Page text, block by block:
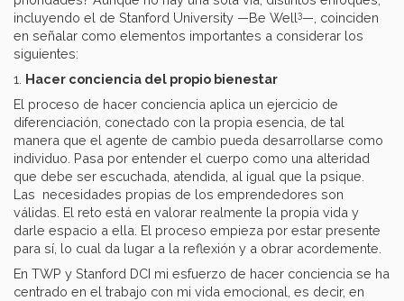
incluyendo el de Stanford University —Be Well3—, coinciden
en señalar como elementos importantes a considerar los
siguientes:
1. Hacer conciencia del propio bienestar
El proceso de hacer conciencia aplica un ejercicio de
diferenciación, conectado con la propia esencia, de tal
manera que el agente de cambio pueda desarrollarse como
individuo. Pasa por entender el cuerpo como una alteridad
que debe ser escuchada, atendida, al igual que la psique.
Las necesidades propias de los emprendedores son
válidas. El reto está en valorar realmente la propia vida y
darle espacio a ella. El proceso empieza por estar presente
para sí, lo cual da lugar a la reflexión y a obrar acordemente.
En TWP y Stanford DCI mi esfuerzo de hacer conciencia se ha
centrado en el trabajo con mi vida emocional, es decir, en